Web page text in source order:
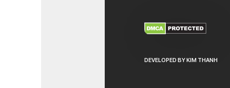
DEVELOPED BY KIM THANH
XEM THÊM